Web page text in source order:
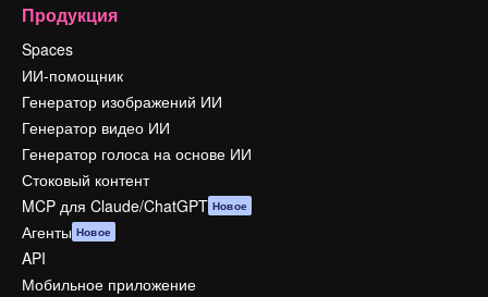
Продукция
Spaces
ИИ-помощник
Генератор изображений ИИ
Генератор видео ИИ
Генератор голоса на основе ИИ
Стоковый контент
MCP для Claude/ChatGPT Новое
Агенты Новое
API
Мобильное приложение